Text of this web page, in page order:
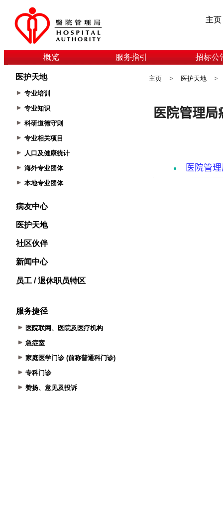
主页
概览 服务指引 招标公
医护天地
专业培训
专业知识
科研道德守则
专业相关项目
人口及健康统计
海外专业团体
本地专业团体
病友中心
医护天地
社区伙伴
新闻中心
员工 / 退休职员特区
服务捷径
医院联网、医院及医疗机构
急症室
家庭医学门诊 (前称普通科门诊)
专科门诊
赞扬、意见及投诉
主页 > 医护天地 >